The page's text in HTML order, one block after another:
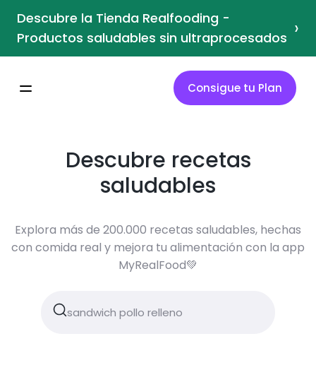
Descubre la Tienda Realfooding -
Productos saludables sin ultraprocesados ›
Consigue tu Plan
Descubre recetas
saludables
Explora más de 200.000 recetas saludables, hechas
con comida real y mejora tu alimentación con la app
MyRealFood💚